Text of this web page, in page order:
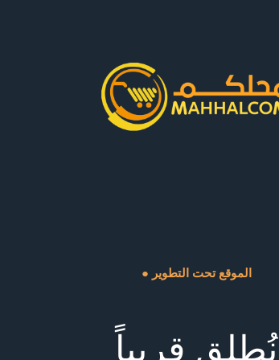
● الموقع تحت التطوير
نُطلق قريباً